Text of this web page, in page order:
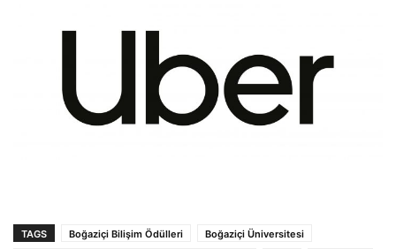
TAGS Boğaziçi Bilişim Ödülleri
Boğaziçi Üniversitesi